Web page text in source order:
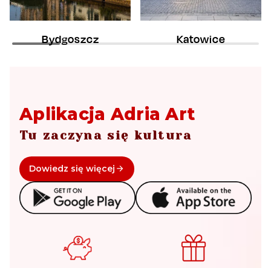
Bydgoszcz Katowice
Aplikacja Adria Art
Tu zaczyna się kultura
Dowiedz się więcej